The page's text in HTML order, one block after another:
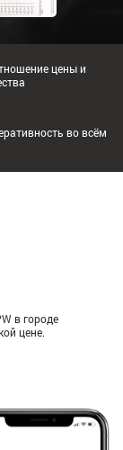
цены и
во всём
в городе
цене.